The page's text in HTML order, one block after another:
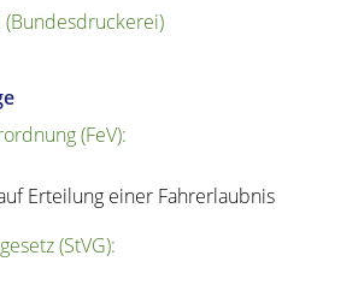
(FeV):
Erteilung einer Fahrerlaubnis
(StVG):